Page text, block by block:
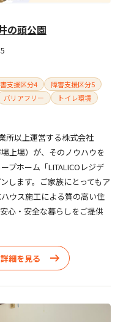
の頭公園
10-15
支援区分4
障害支援区分5
バリアフリー
トイレ環境
所以上運営する株式会社
上場）が、そのノウハウを
プホーム「LITALICOレジデ
します。ご家族にとってもア
ウス施工による質の高い住
心・安全な暮らしをご提供
細を見る